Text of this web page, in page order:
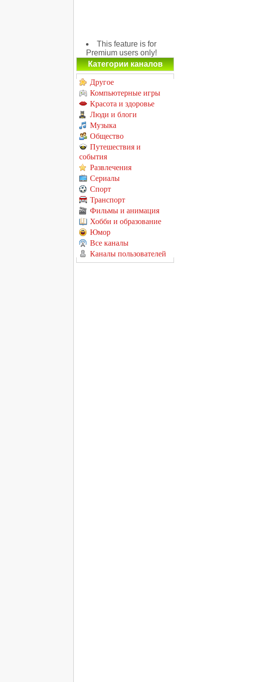
This feature is for
Premium users only!
Категории каналов
Другое
Компьютерные игры
Красота и здоровье
Люди и блоги
Музыка
Общество
Путешествия и
события
Развлечения
Сериалы
Спорт
Транспорт
Фильмы и анимация
Хобби и образование
Юмор
Все каналы
Каналы пользователей